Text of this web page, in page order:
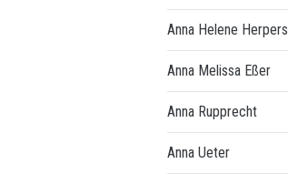
Anna Helene Herpers
Anna Melissa Eßer
Anna Rupprecht
Anna Ueter